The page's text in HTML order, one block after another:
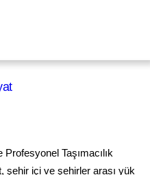
Taşımacılık
şehir içi ve şehirler arası yük